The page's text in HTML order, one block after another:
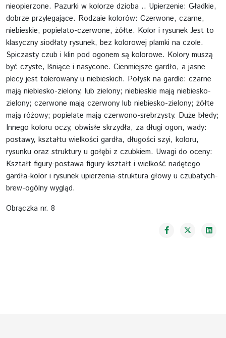
nieopierzone. Pazurki w kolorze dzioba .. Upierzenie: Gładkie,
dobrze przylegające. Rodzaie kolorów: Czerwone, czarne,
niebieskie, popielato-czerwone, żółte. Kolor i rysunek Jest to
klasyczny siodłaty rysunek, bez kolorowej plamki na czole.
Spiczasty czub i klin pod ogonem są kolorowe. Kolory muszą
być czyste, lśniące i nasycone. Cienmiejsze gardło, a jasne
plecy jest tolerowany u niebieskich. Połysk na gardle: czarne
mają niebiesko-zielony, lub zielony; niebieskie mają niebiesko-
zielony; czerwone mają czerwony lub niebiesko-zielony; żółte
mają różowy; popielate mają czerwono-srebrzysty. Duże błedy;
Innego koloru oczy, obwisłe skrzydła, za długi ogon, wady:
postawy, kształtu wielkości gardła, długości szyi, koloru,
rysunku oraz struktury u gołębi z czubkiem. Uwagi do oceny:
Kształt figury-postawa figury-kształt i wielkość nadętego
gardła-kolor i rysunek upierzenia-struktura głowy u czubatych-
brew-ogólny wygląd.
Obrączka nr. 8